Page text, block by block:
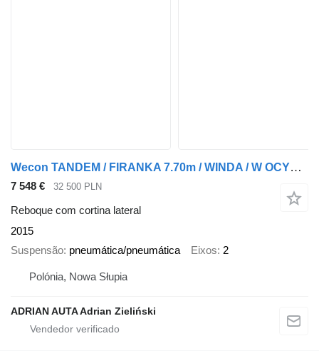
Wecon TANDEM / FIRANKA 7.70m / WINDA / W OCYNKU /
7 548 € 32 500 PLN
Reboque com cortina lateral
2015
Suspensão pneumática/pneumática Eixos 2
Polónia, Nowa Słupia
ADRIAN AUTA Adrian Zieliński